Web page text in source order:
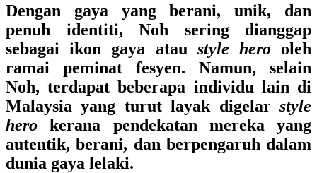
Dengan gaya yang berani, unik, dan
penuh identiti, Noh sering dianggap
sebagai ikon gaya atau style herooleh
ramai peminat fesyen. Namun, selain
Noh, terdapat beberapa individu lain di
Malaysia yang turut layak digelar style
hero kerana pendekatan mereka yang
autentik, berani, dan berpengaruh dalam
dunia gaya lelaki.